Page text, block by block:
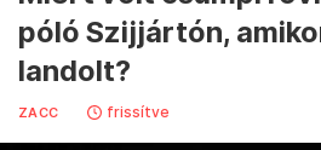
póló Szijjártón,
landolt?
ZACC frissítve